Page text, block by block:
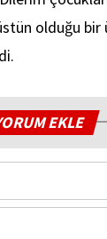
olduğu bir
EKLE